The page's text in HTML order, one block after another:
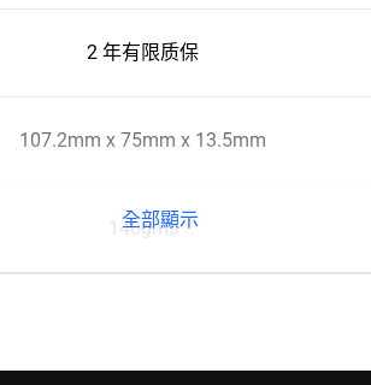
2 年有限质保
107.2mm x 75mm x 13.5mm
140gms
全部顯示